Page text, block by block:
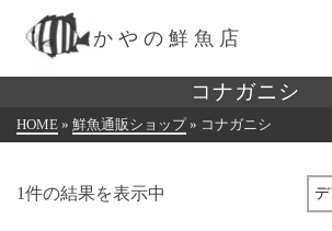
かやの鮮魚店
コナガニシ
HOME » 鮮魚通販ショップ » コナガニシ
1件の結果を表示中